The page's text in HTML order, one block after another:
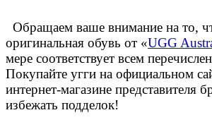
Обращаем ваше внимание на то,
оригинальная обувь от «UGG
мере соответствует всем
Покупайте угги на официальном
интернет-магазине представителя
избежать подделок!